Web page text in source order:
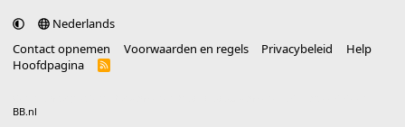
Nederlands
Contact opnemen
Voorwaarden en regels Privacybeleid
Help
Hoofdpagina
R
BB.nl